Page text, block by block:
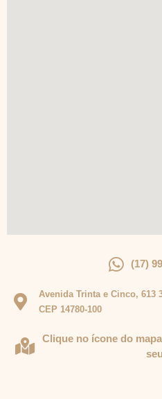
(17)
Avenida Trinta e Cinco, 613
CEP 14780-100
Clique no ícone do